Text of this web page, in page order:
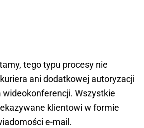
tego typu procesy nie
ani dodatkowej autoryzacji
Wszystkie
klientowi w formie
e-mail.